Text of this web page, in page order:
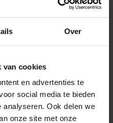
Over
van cookies
en advertenties te
social media te bieden
Ook delen we
onze site met onze
L/100KM
L/100KM
L/100KM